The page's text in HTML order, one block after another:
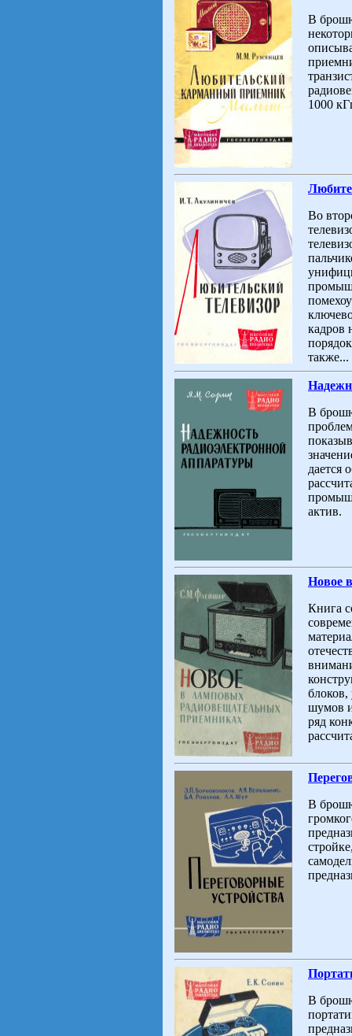
В
1000
Во
кадров
также...
В
дается
актив.
Новое
Книга
шумов
ряд
В
В